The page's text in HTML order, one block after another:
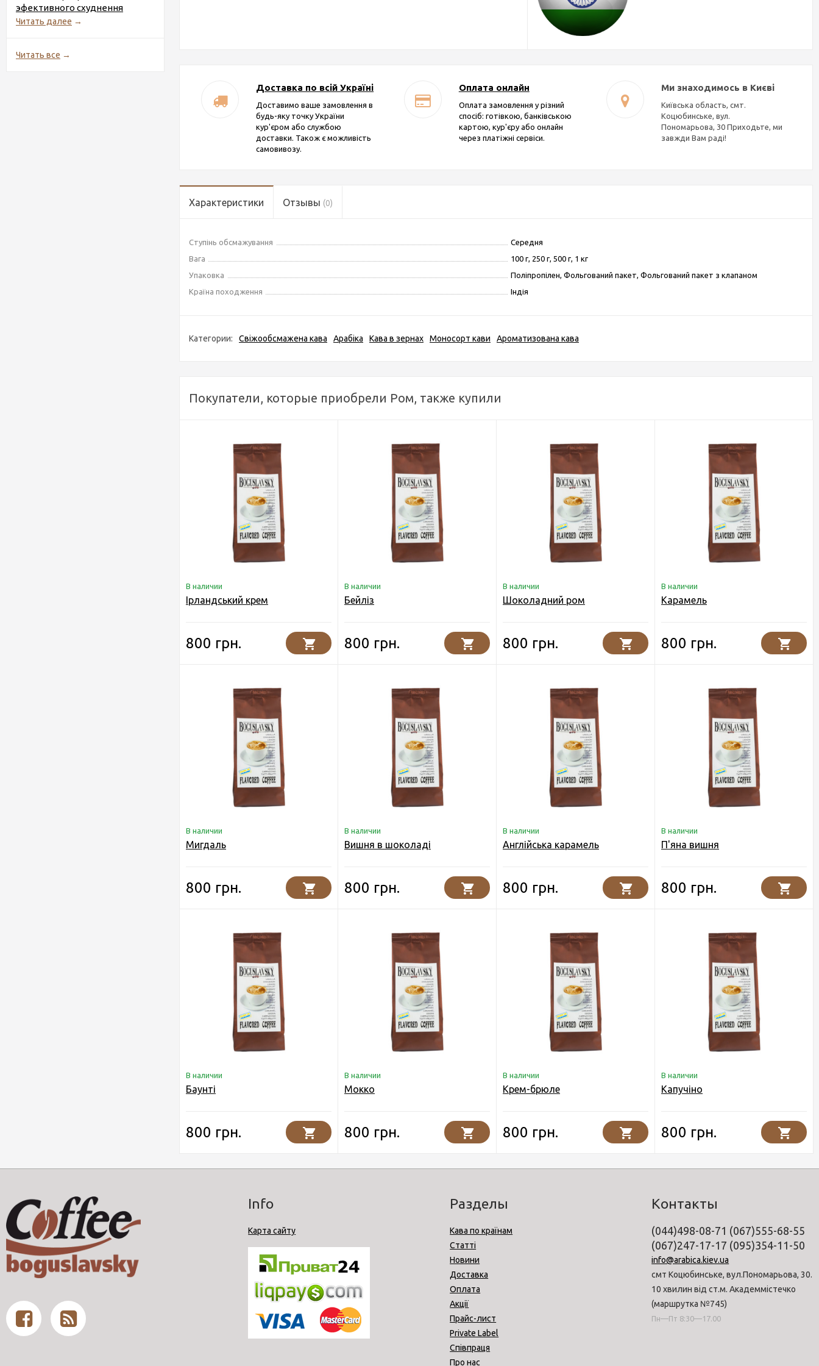
эфективного схуднення
Читать далее →
Читать все →
Доставка по всій Україні
Доставимо ваше замовлення в
будь-яку точку України
кур'єром або службою
доставки. Також є можливість
самовивозу.
Оплата онлайн
Оплата замовлення у різний
спосіб: готівкою, банківською
картою, кур'єру або онлайн
через платіжні сервіси.
Ми знаходимось в Києві
Київська область, смт.
Коцюбинське, вул.
Пономарьова, 30 Приходьте, ми
завжди Вам раді!
Характеристики Отзывы (0)
Ступінь обсмажування
Середня
Вага
100 г, 250 г, 500 г, 1 кг
Упаковка
Поліпропілен, Фольгований пакет, Фольгований пакет з клапаном
Країна походження
Індія
Категории: Свіжообсмажена кава Арабіка Кава в зернах Моносорт кави Ароматизована кава
Покупатели, которые приобрели Ром, также купили
В наличии
Ірландський крем
800 грн.
В наличии
Бейліз
800 грн.
В наличии
Шоколадний ром
800 грн.
В наличии
Карамель
800 грн.
В наличии
Мигдаль
800 грн.
В наличии
Вишня в шоколаді
800 грн.
В наличии
Англійська карамель
800 грн.
В наличии
П'яна вишня
800 грн.
В наличии
Баунті
800 грн.
В наличии
Мокко
800 грн.
В наличии
Крем-брюле
800 грн.
В наличии
Капучіно
800 грн.
Info
Карта сайту
Разделы
Кава по країнам
Статті
Новини
Доставка
Оплата
Акції
Прайс-лист
Private Label
Співпраця
Про нас
Контакты
(044)498-08-71 (067)555-68-55
(067)247-17-17 (095)354-11-50
info@arabica.kiev.ua
смт Коцюбинське, вул.Пономарьова, 30.
10 хвилин від ст.м. Академмістечко
(маршрутка №745)
Пн—Пт 8:30—17.00